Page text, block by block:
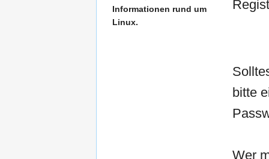
Informationen rund um
Linux.
bitte
Wer